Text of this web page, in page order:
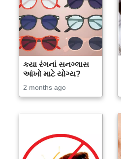
કયા રંગનાં સનગ્લાસ
આંખો માટે યોગ્ય?
2 months ago